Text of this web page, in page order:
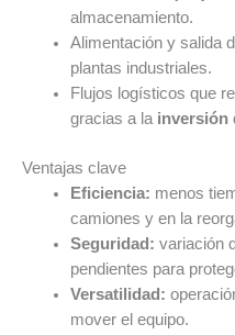
almacenamiento.
Alimentación y salida
plantas industriales.
Flujos logísticos que
gracias a la inversión
Ventajas clave
Eficiencia: menos
camiones y en la
Seguridad: variación
pendientes para
Versatilidad:
mover el equipo.